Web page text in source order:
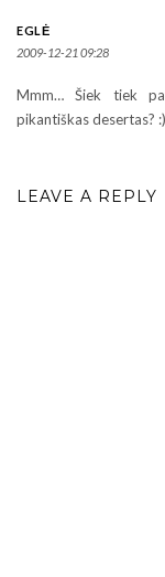
EGLĖ
2009-12-21 09:28
Mmm… Šiek tiek
pikantiškas desertas? :)
LEAVE A REPLY